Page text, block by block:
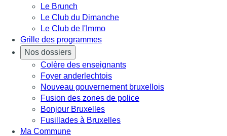
Le Brunch
Le Club du Dimanche
Le Club de l'Immo
Grille des programmes
Nos dossiers
Colère des enseignants
Foyer anderlechtois
Nouveau gouvernement bruxellois
Fusion des zones de police
Bonjour Bruxelles
Fusillades à Bruxelles
Ma Commune